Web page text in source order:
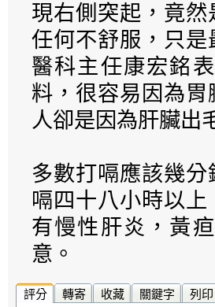
現右側突起，竟
任何不舒服，只
醫科主任康宏銘
料，很容易因為
人卻是因為肝臟出
多數打嗝應該幾
嗝四十八小時以
有慢性肝炎，黃
意。
評分 轉寄 收藏 關鍵字 列印